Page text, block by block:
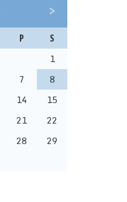
>
P S
1
7
8
14
15
21
22
28
29